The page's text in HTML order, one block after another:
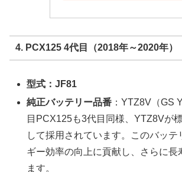
4. PCX125 4代目（2018年～2020年）
型式：JF81
純正バッテリー品番 ：YTZ8V（GS
目PCX125も3代目同様、YTZ8Vが
して採用されています。このバッテ
ギー効率の向上に貢献し、さらに長
ます。